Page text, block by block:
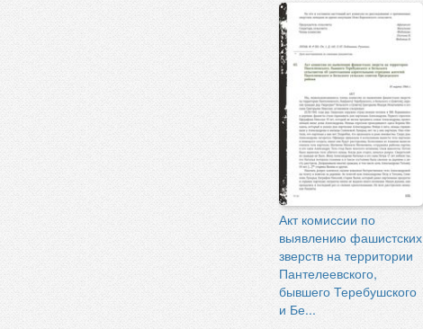
Акт комиссии по
выявлению фашистских
зверств на территории
Пантелеевского,
бывшего Теребушского
и Бе...